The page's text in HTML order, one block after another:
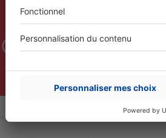
Un entretien annuel est
leschaudières,
et les appareils de